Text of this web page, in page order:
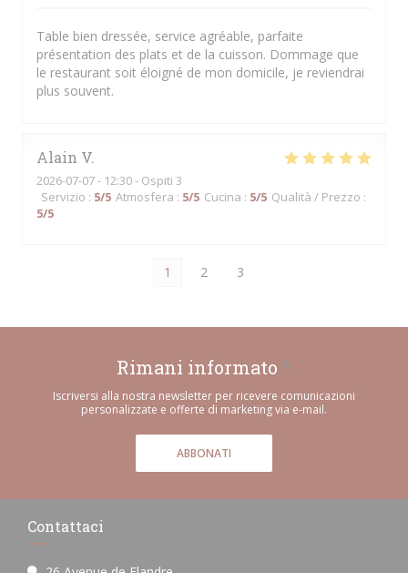
Table bien dressée, service agréable, parfaite
présentation des plats et de la cuisson. Dommage que
le restaurant soit éloigné de mon domicile, je reviendrai
plus souvent.
Alain V
2026-07-07- 12:30 - Ospiti 3
Servizio : 5/5 Atmosfera : 5/5 Cucina : 5/5 Qualità / Prezzo :
5/5
1 2 3
Rimani informato *
Iscriversi alla nostra newsletter per ricevere comunicazioni
personalizzate e offerte di marketing via e-mail.
ABBONATI
Contattaci